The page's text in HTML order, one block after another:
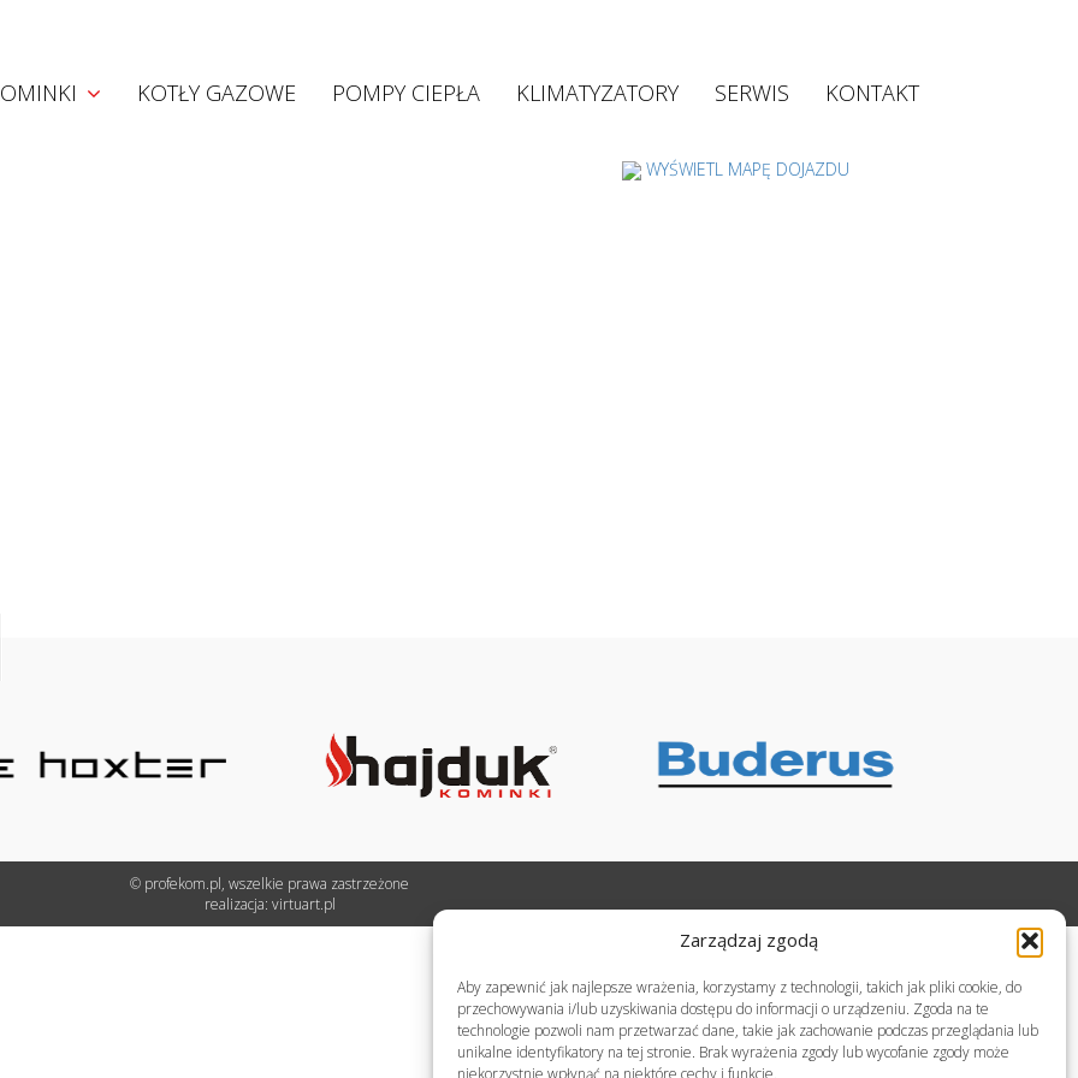
Zarządzaj zgodą
Aby zapewnić jak najlepsze wrażenia, korzystamy z technologii, takich jak pliki cookie, do
przechowywania i/lub uzyskiwania dostępu do informacji o urządzeniu. Zgoda na te
technologie pozwoli nam przetwarzać dane, takie jak zachowanie podczas przeglądania lub
unikalne identyfikatory na tej stronie. Brak wyrażenia zgody lub wycofanie zgody może
niekorzystnie wpłynąć na niektóre cechy i funkcje.
KOTŁY GAZOWE POMPY CIEPŁA KLIMATYZATORY SERWIS KONTAKT
WYŚWIETL MAPĘ DOJAZDU
© profekom.pl, wszelkie prawa zastrzeżone
realizacja: virtuart.pl
Kominki akumulacyjne